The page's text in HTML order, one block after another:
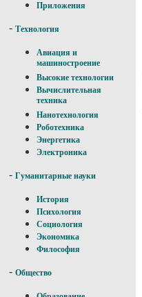
Приложения
- Технология
Авиация и
машиностроение
Высокие технологии
Вычислительная
техника
Нанотехнология
Роботехника
Энергетика
Электроника
- Гуманитарные науки
История
Психология
Социология
Экономика
Философия
- Общество